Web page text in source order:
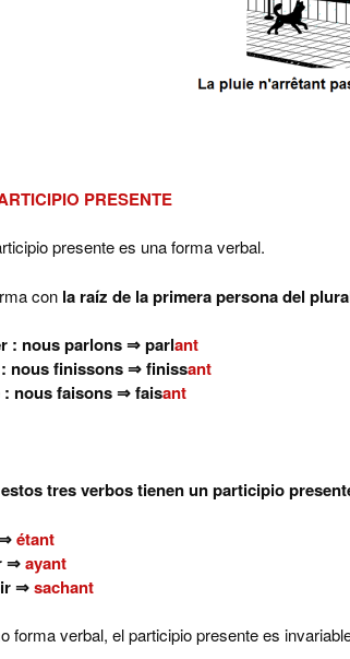
PRESENTE
presente es una forma verbal.
con la raíz de la primera persona del
: nous parlons ⇒parlant
nous finissons ⇒finissant
: nous faisons ⇒faisant
tres verbos tienen un participio
étant
⇒ayant
⇒sachant
forma verbal, el participio presente es